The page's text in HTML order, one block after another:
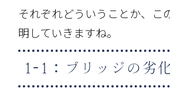
それぞれどういうことか、こ
明していきますね。
1-1：ブリッジの劣化